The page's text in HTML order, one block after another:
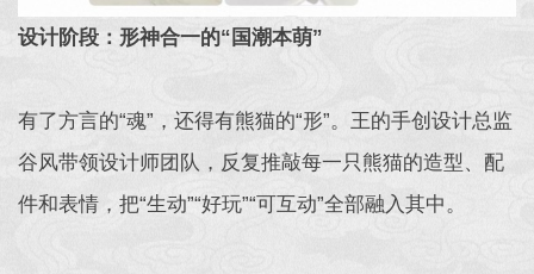
设计阶段：形神合一的“国潮本萌”
有了方言的“魂”，还得有熊猫的“形”。王的手创设计总监
谷风带领设计师团队，反复推敲每一只熊猫的造型、配
件和表情，把“生动”“好玩”“可互动”全部融入其中。